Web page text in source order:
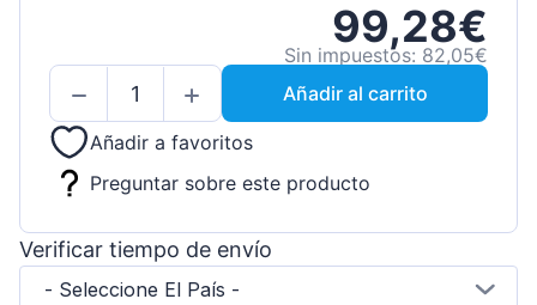
99,28€
Sin impuestos: 82,05€
Añadir al carrito
Añadir a favoritos
Preguntar sobre este producto
Verificar tiempo de envío
- Seleccione El País -